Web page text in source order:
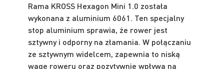
Rama KROSS Hexagon Mini 1.0 została
wykonana z aluminium 6061. Ten specjalny
stop aluminium sprawia, że rower jest
sztywny i odporny na złamania. W połączaniu
ze sztywnym widelcem, zapewnia to niską
wagę roweru oraz pozytywnie wpływa na